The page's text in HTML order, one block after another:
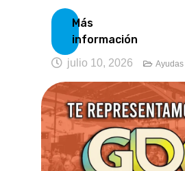
Más
información
julio 10, 2026 Ayudas ,